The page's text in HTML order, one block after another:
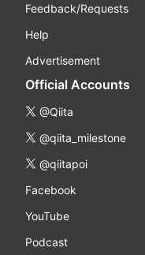
Feedback/Requests
Help
Advertisement
Official Accounts
@Qiita
@qiita_milestone
@qiitapoi
Facebook
YouTube
Podcast